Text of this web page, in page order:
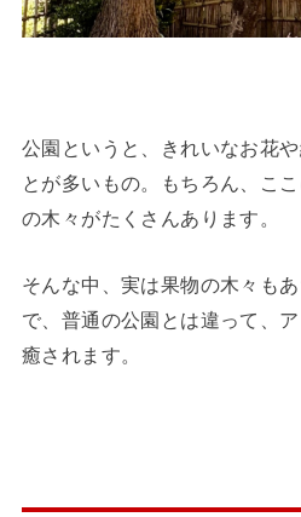
公園というと、きれいなお花
とが多いもの。もちろん、こ
の木々がたくさんあります。
そんな中、実は果物の木々も
で、普通の公園とは違って、
癒されます。